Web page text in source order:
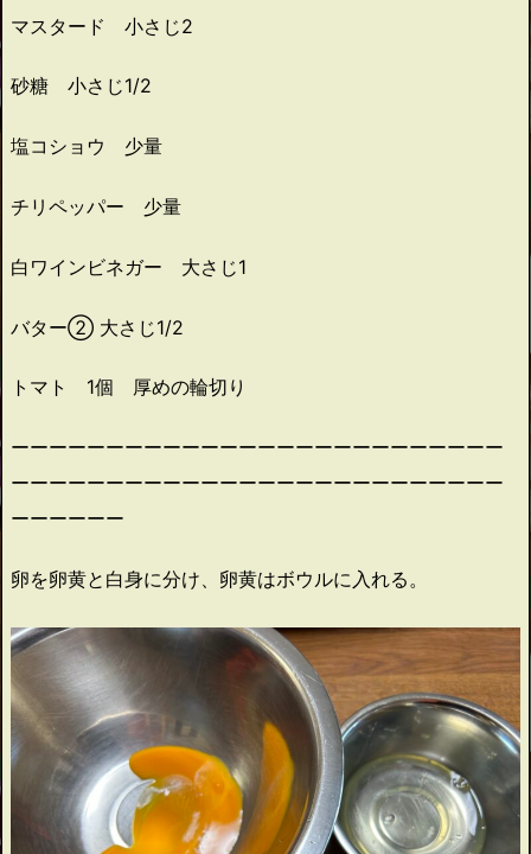
マスタード 小さじ2
砂糖 小さじ1/2
塩コショウ 少量
チリペッパー 少量
白ワインビネガー 大さじ1
バター② 大さじ1/2
トマト 1個 厚めの輪切り
ーーーーーーーーーーーーーーーーーーーーーーーーーー
ーーーーーーーーーーーーーーーーーーーーーーーーーー
ーーーーーー
卵を卵黄と白身に分け、卵黄はボウルに入れる。